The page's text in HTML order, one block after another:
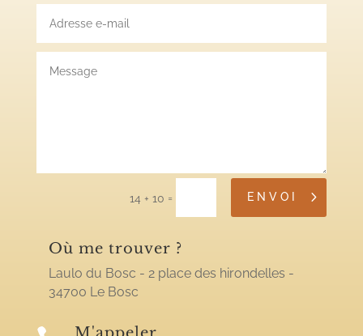
14 + 10 = ENVOI
Où me trouver ?
Laulo du Bosc - 2 place des hirondelles -
34700 Le Bosc